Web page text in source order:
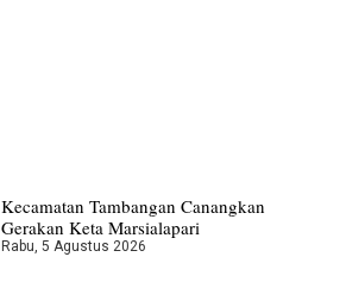
Kecamatan Tambangan Canangkan
Gerakan Keta Marsialapari
Rabu, 5 Agustus 2026